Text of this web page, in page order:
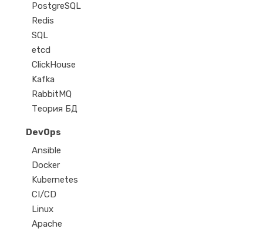
PostgreSQL
Redis
SQL
etcd
ClickHouse
Kafka
RabbitMQ
Теория БД
DevOps
Ansible
Docker
Kubernetes
CI/CD
Linux
Apache